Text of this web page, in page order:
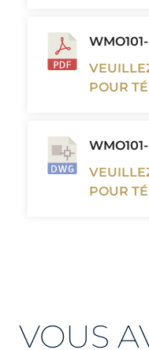
POUR
POUR
VOUS